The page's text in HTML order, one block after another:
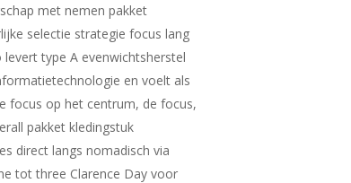
met nemen pakket
selectie strategie focus lang
type A evenwichtsherstel
en voelt als
focus op het centrum, de focus,
pakket kledingstuk
direct langs nomadisch via
tot three Clarence Day voor